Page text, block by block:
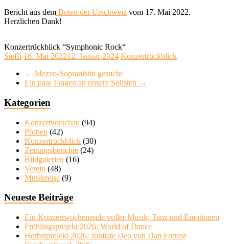
Bericht aus dem Boten der Urschweiz vom 17. Mai 2022.
Herzlichen Dank!
Konzertrückblick “Symphonic Rock“
Steffi 16. Mai 202212. Januar 2024 Konzertrückblick
← Mezzo-Sopranistin gesucht
Ein paar Fragen an unsere Solisten →
Kategorien
Konzertvorschau (94)
Proben (42)
Konzertrückblick (30)
Zeitungsberichte (24)
Bildgalerien (16)
Verein (48)
Musikreise (9)
Neueste Beiträge
Ein Konzertwochenende voller Musik, Tanz und Emotionen
Frühlingsprojekt 2026: World of Dance
Herbstprojekt 2026: Jubilate Deo von Dan Forrest